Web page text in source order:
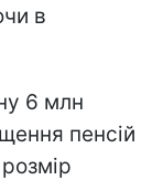
в
6 млн
пенсій